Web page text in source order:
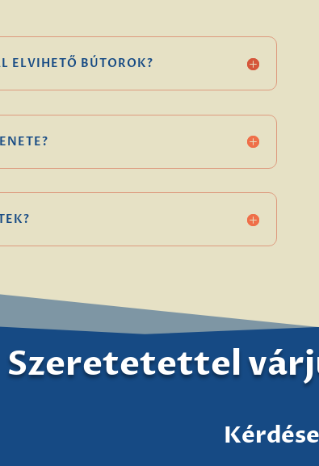
ELVIHETŐ BÚTOROK?
Szeretetettel